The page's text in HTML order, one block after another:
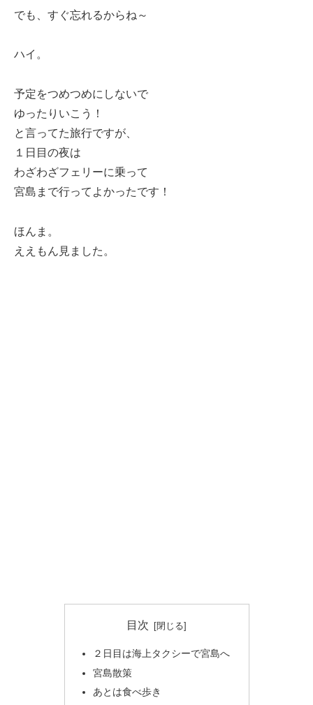
でも、すぐ忘れるからね～
ハイ。
予定をつめつめにしないで
ゆったりいこう！
と言ってた旅行ですが、
１日目の夜は
わざわざフェリーに乗って
宮島まで行ってよかったです！
ほんま。
ええもん見ました。
目次
２日目は海上タクシーで宮島へ
宮島散策
あとは食べ歩き